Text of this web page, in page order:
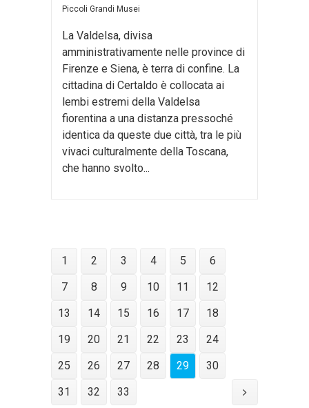
Piccoli Grandi Musei
La Valdelsa, divisa
amministrativamente nelle province di
Firenze e Siena, è terra di confine. La
cittadina di Certaldo è collocata ai
lembi estremi della Valdelsa
fiorentina a una distanza pressoché
identica da queste due città, tra le più
vivaci culturalmente della Toscana,
che hanno svolto...
1 2 3 4 5
6
7
8 9 10 11
12
13
14 15 16 17
18
19
20 21 22 23
24
25
26 27 28 29
30
31
32 33